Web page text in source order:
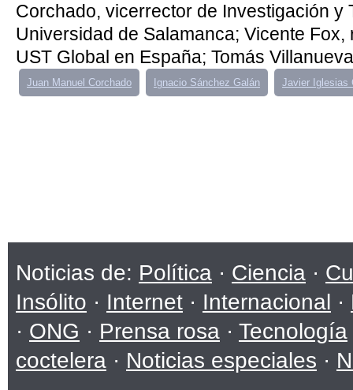
Corchado, vicerrector de Investigación y
Universidad de Salamanca; Vicente Fox,
UST Global en España; Tomás
Juan Manuel Corchado Ignacio Sánchez Galán Javier Iglesias
Noticias de: Política · Ciencia ·
Insólito · Internet · Internacional ·
· ONG · Prensa rosa · Tecnología
coctelera · Noticias especiales ·